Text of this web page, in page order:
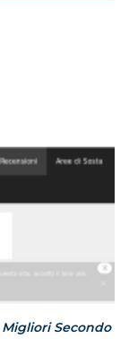
Secondo